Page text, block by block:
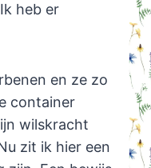
heb er
en ze zo
container
wilskracht
zit ik hier een